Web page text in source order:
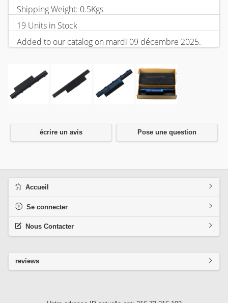
Shipping Weight: 0.5Kgs
19 Units in Stock
Added to our catalog on mardi 09 décembre 2025.
écrire un avis Pose une question
Accueil
Se connecter
Nous Contacter
reviews